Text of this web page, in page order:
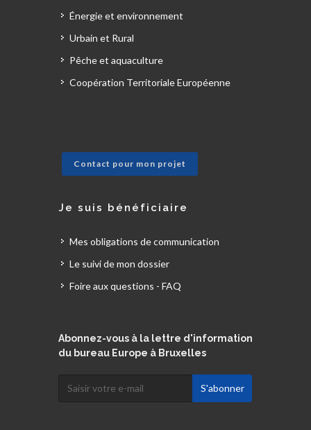
Énergie et environnement
Urbain et Rural
Pêche et aquaculture
Coopération Territoriale Européenne
Contact pour mon projet
Je suis bénéficiaire
Mes obligations de communication
Le suivi de mon dossier
Foire aux questions - FAQ
Abonnez-vous à la lettre d'information
du bureau Europe à Bruxelles